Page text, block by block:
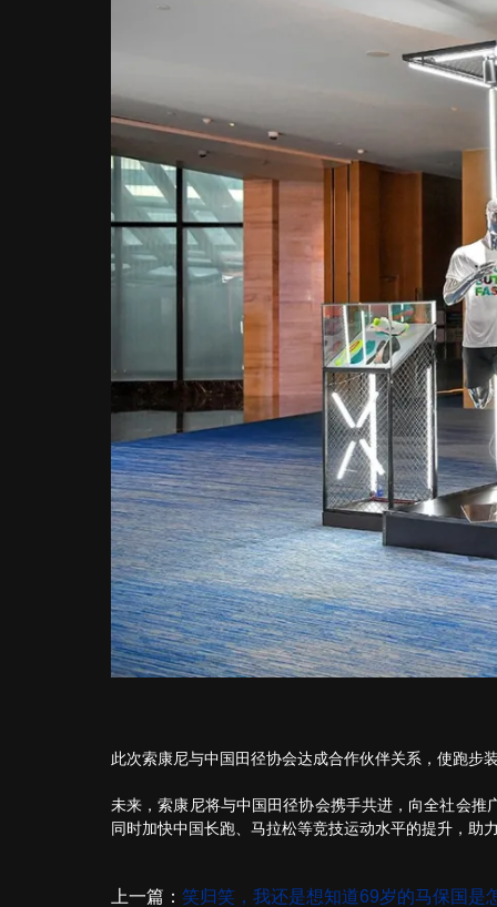
此次索康尼与中国田径协会达成合作伙伴关系，使跑步
未来，索康尼将与中国田径协会携手共进，向全社会推
同时加快中国长跑、马拉松等竞技运动水平的提升，助
上一篇： 笑归笑，我还是想知道69岁的马保国是